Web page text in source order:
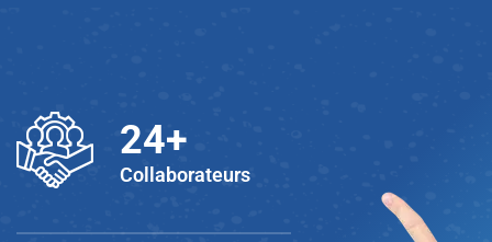
25+
Collaborateurs